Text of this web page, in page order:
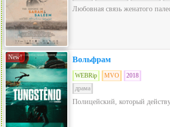
Любовная связь женатого
New! Вольфрам
WEBRip MVO
2018
драма
Полицейский, который